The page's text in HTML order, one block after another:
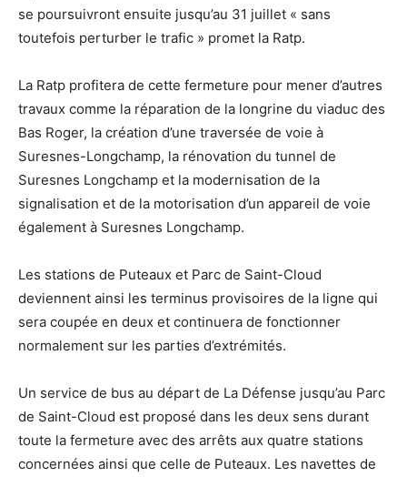
se poursuivront ensuite jusqu’au 31 juillet « sans
toutefois perturber le trafic » promet la Ratp.
La Ratp profitera de cette fermeture pour mener d’autres
travaux comme la réparation de la longrine du viaduc des
Bas Roger, la création d’une traversée de voie à
Suresnes-Longchamp, la rénovation du tunnel de
Suresnes Longchamp et la modernisation de la
signalisation et de la motorisation d’un appareil de voie
également à Suresnes Longchamp.
Les stations de Puteaux et Parc de Saint-Cloud
deviennent ainsi les terminus provisoires de la ligne qui
sera coupée en deux et continuera de fonctionner
normalement sur les parties d’extrémités.
Un service de bus au départ de La Défense jusqu’au Parc
de Saint-Cloud est proposé dans les deux sens durant
toute la fermeture avec des arrêts aux quatre stations
concernées ainsi que celle de Puteaux. Les navettes de